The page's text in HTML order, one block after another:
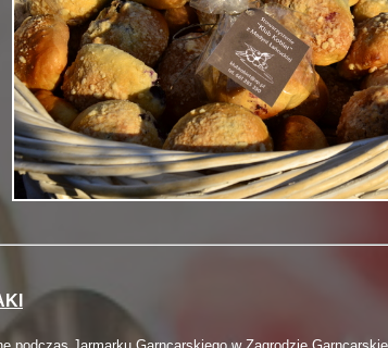
podczas Jarmarku Garncarskiego w Zagrodzie